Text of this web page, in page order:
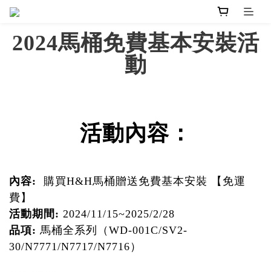
2024馬桶免費基本安裝活
動
活動內容：
內容: 購買H&H馬桶贈送免費基本安裝 【免運
費】
活動期間: 2024/11/15~2025/2/28
品項: 馬桶全系列（WD-001C/SV2-
30/N7771/N7717/N7716）